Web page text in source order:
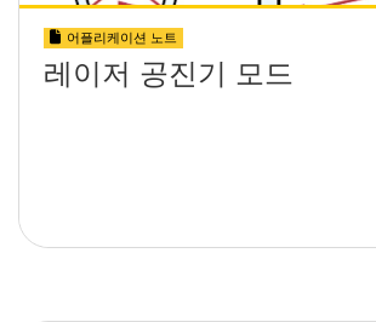
어플리케이션 노트
레이저 공진기 모드